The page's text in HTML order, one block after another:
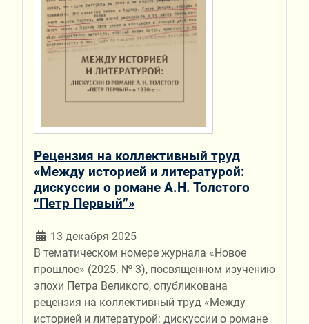
Рецензия на коллективный труд
«Между историей и литературой:
дискуссии о романе А.Н. Толстого
“Петр Первый”»
13 декабря 2025
В тематическом номере журнала «Новое
прошлое» (2025. № 3), посвященном изучению
эпохи Петра Великого, опубликована
рецензия на коллективный труд «Между
историей и литературой: дискуссии о романе